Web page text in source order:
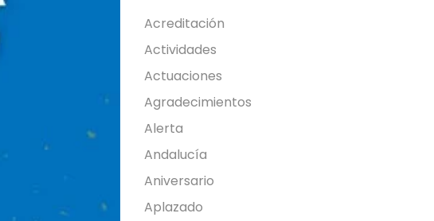
Acreditación
Actividades
Actuaciones
Agradecimientos
Alerta
Andalucía
Aniversario
Aplazado